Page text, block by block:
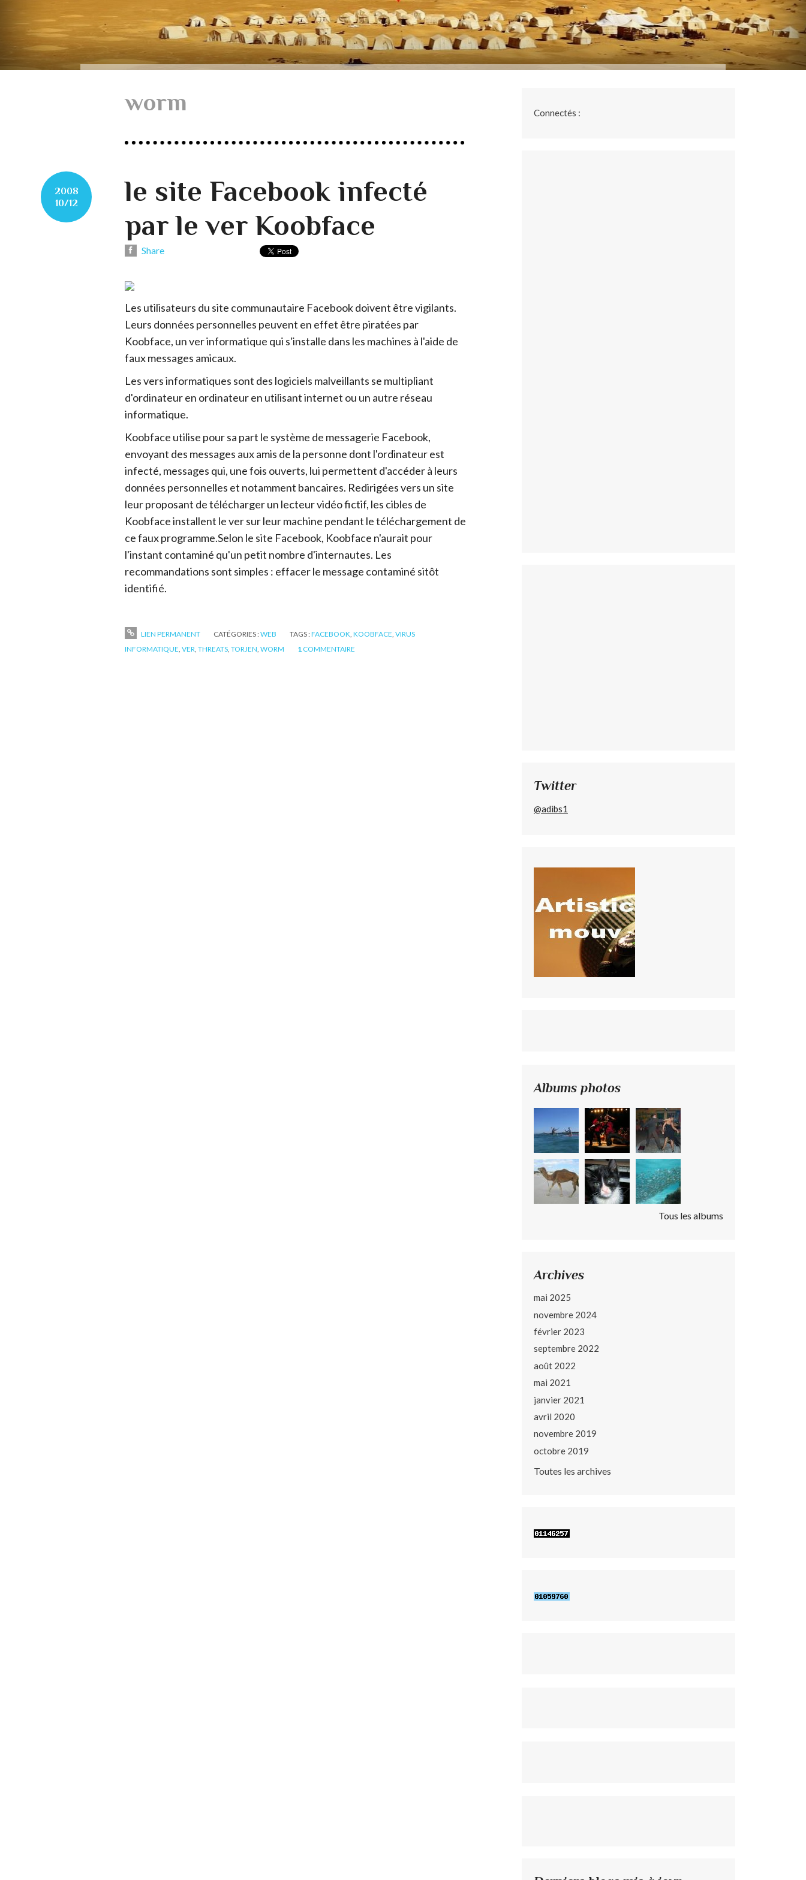
worm
2008
10/12
le site Facebook infecté
par le ver Koobface
Share
Les utilisateurs du site communautaire Facebook doivent être vigilants.
Leurs données personnelles peuvent en effet être piratées par
Koobface, un ver informatique qui s'installe dans les machines à l'aide de
faux messages amicaux.
Les vers informatiques sont des logiciels malveillants se multipliant
d'ordinateur en ordinateur en utilisant internet ou un autre réseau
informatique.
Koobface utilise pour sa part le système de messagerie Facebook,
envoyant des messages aux amis de la personne dont l'ordinateur est
infecté, messages qui, une fois ouverts, lui permettent d'accéder à leurs
données personnelles et notamment bancaires. Redirigées vers un site
leur proposant de télécharger un lecteur vidéo fictif, les cibles de
Koobface installent le ver sur leur machine pendant le téléchargement de
ce faux programme.Selon le site Facebook, Koobface n'aurait pour
l'instant contaminé qu'un petit nombre d'internautes. Les
recommandations sont simples : effacer le message contaminé sitôt
identifié.
LIEN PERMANENT CATÉGORIES :WEB TAGS :FACEBOOK KOOBFACE VIRUS
INFORMATIQUE VER THREATS TORJEN WORM 1 COMMENTAIRE
Connectés :
Twitter
@adibs1
Albums photos
Tous les albums
Archives
mai 2025
novembre 2024
février 2023
septembre 2022
août 2022
mai 2021
janvier 2021
avril 2020
novembre 2019
octobre 2019
Toutes les archives